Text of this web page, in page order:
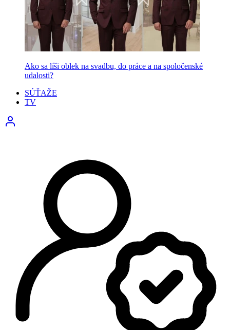
Ako sa líši oblek na svadbu, do práce a na spoločenské
udalosti?
SÚŤAŽE
TV